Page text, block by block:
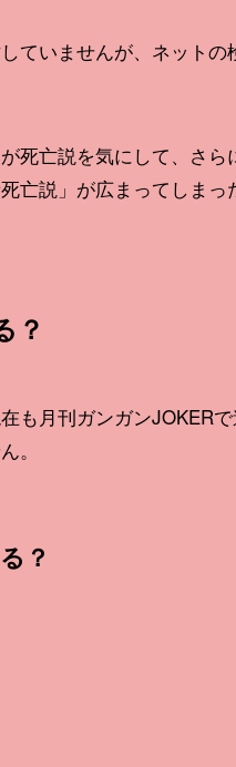
ていませんが、ネット
死亡説を気にして、さら
亡説」が広まってしまっ
？
も月刊ガンガンJOKER
。
？